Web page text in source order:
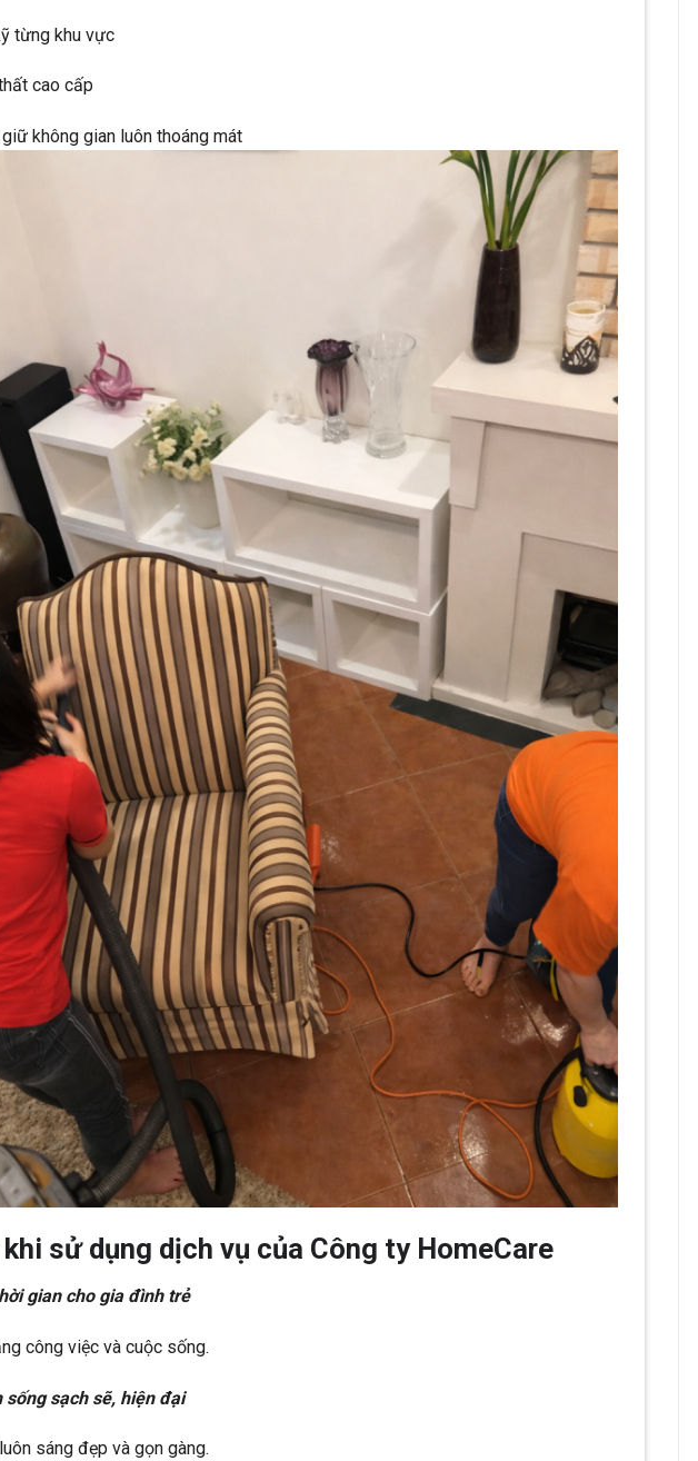
từng khu vực
cao cấp
không gian luôn thoáng mát
sử dụng dịch vụ của Công ty HomeCare
gian cho gia đình trẻ
công việc và cuộc sống.
sống sạch sẽ, hiện đại
sáng đẹp và gọn gàng.